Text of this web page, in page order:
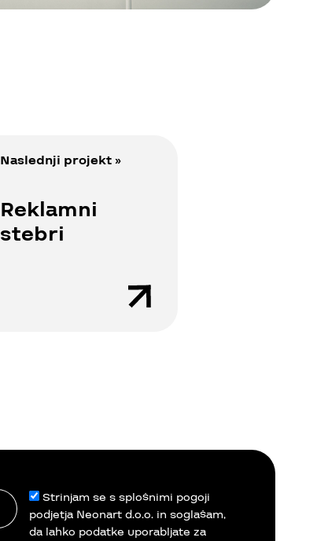
Naslednji projekt »
Reklamni
stebri
Strinjam se s splošnimi pogoji
podjetja Neonart d.o.o. in soglašam,
da lahko podatke uporabljate za